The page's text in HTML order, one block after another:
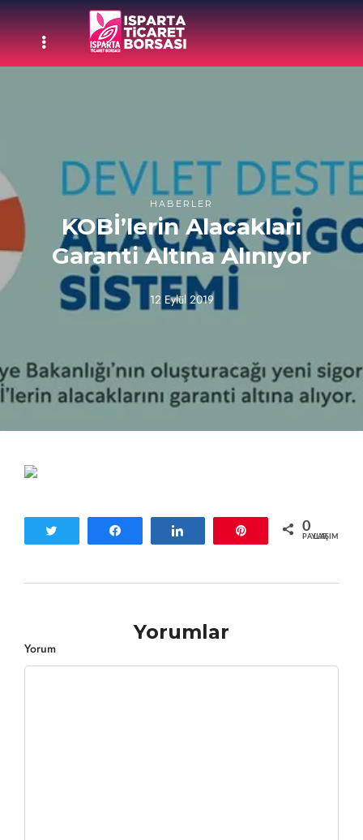
HABERLER
KOBİ’lerin Alacakları
Garanti Altına Alınıyor
12 Eylül 2019
0
PAYLAŞIMLAR
Yorumlar
Yorum